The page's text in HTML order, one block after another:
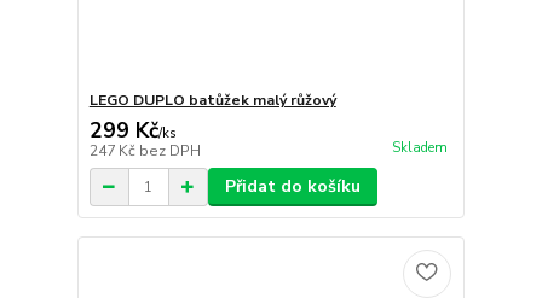
LEGO DUPLO batůžek malý růžový
299 Kč/ks
247 Kč bez DPH Skladem
Přidat do košíku